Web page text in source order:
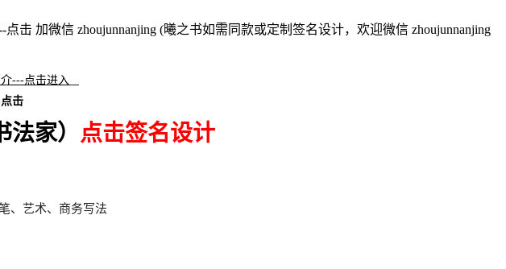
击 加微信 zhoujunnanjing (曦之书如需同款或定制签名设计，欢迎微信 zhoujunnanjing
---点击进入
击
法家） 点击签名设计
、艺术、商务写法